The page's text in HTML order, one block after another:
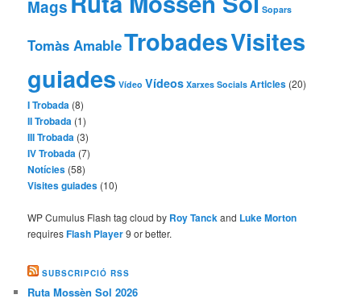
Mags
Sopars
Tomàs AmableTrobadesVisites
guiades Vídeo Vídeos Xarxes Socials Articles (20)
I Trobada (8)
II Trobada (1)
III Trobada (3)
IV Trobada (7)
Notícies (58)
Visites guiades (10)
WP Cumulus Flash tag cloud by Roy Tanck and Luke Morton
requiresFlash Player9 or better.
SUBSCRIPCIÓ RSS
Ruta Mossèn Sol 2026